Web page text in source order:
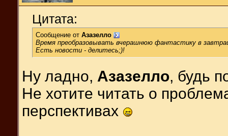
Цитата:
Сообщение от Азазелло
Время преобразовывать вчерашнюю фантастику в
Есть новости - делитесь;)!
Ну ладно, Азазелло, будь
Не хотите читать о
перспективах